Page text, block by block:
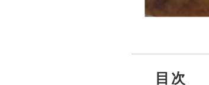
目次